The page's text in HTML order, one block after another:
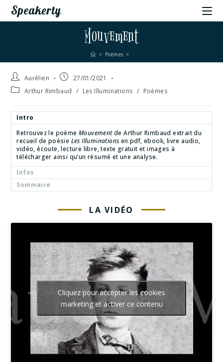
Speakerty
Mouvement
> Poèmes >
Aurélien
27/01/2021
Arthur Rimbaud / Les Illuminations / Poèmes
Intro
Retrouvez le poèmeMouvementde Arthur Rimbaud extrait du
recueil de poésie Les Illuminations en pdf, ebook, livre audio,
vidéo, écoute, lecture libre, texte gratuit et images à
télécharger ainsi qu’un résumé et une analyse.
Infos
Sommaire
LA VIDÉO
Cliquez pour accepter les cookies
marketing et activer ce contenu